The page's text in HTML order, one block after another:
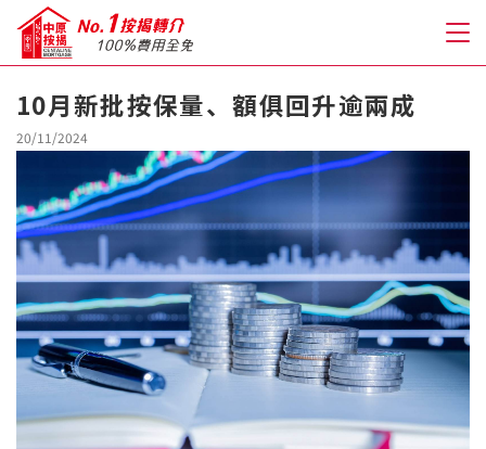
關於我們
格到至抵按揭
人才房貸・開戶優惠
免費房貸轉介服務
免費開戶轉介服務
私人貸款
10月新批按保量、額俱回升逾兩成
20/11/2024